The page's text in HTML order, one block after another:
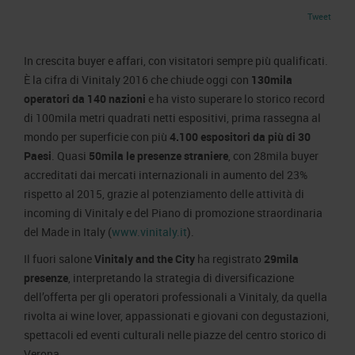
Parità di genere
Modello di Organizzazione, Gestione e Controllo
Codice Etico
Responsabilità Sociale d’Impresa
Responsabilità ambientale
Certificazioni riconosciute
Società trasparente
Compensi Organi Societari
Bilanci Societari
Contatti Ufficio Stampa
Contatti
Tweet
In crescita buyer e affari, con visitatori sempre più qualificati.
È la cifra di Vinitaly 2016 che chiude oggi con 130mila
operatori da 140 nazioni e ha visto superare lo storico record
di 100mila metri quadrati netti espositivi, prima rassegna al
mondo per superficie con più 4.100 espositori da più di 30
Paesi. Quasi 50mila le presenze straniere, con 28mila buyer
accreditati dai mercati internazionali in aumento del 23%
rispetto al 2015, grazie al potenziamento delle attività di
incoming di Vinitaly e del Piano di promozione straordinaria
del Made in Italy (www.vinitaly.it).
Il fuori saloneVinitaly and the City ha registrato 29mila
presenze, interpretando la strategia di diversificazione
dell’offerta per gli operatori professionali a Vinitaly, da quella
rivolta ai wine lover, appassionati e giovani con degustazioni,
spettacoli ed eventi culturali nelle piazze del centro storico di